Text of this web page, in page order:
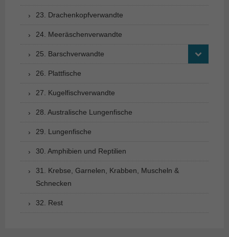
23. Drachenkopfverwandte
24. Meeräschenverwandte
25. Barschverwandte
26. Plattfische
27. Kugelfischverwandte
28. Australische Lungenfische
29. Lungenfische
30. Amphibien und Reptilien
31. Krebse, Garnelen, Krabben, Muscheln &
Schnecken
32. Rest